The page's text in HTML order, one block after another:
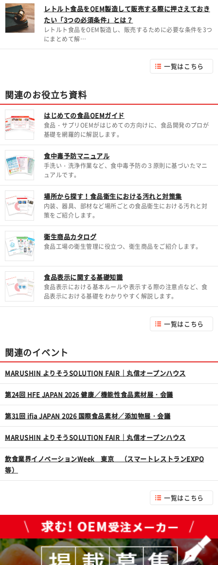
レトルト食品をOEM製造して販売する際に押さえておき
たい「3つの必須条件」とは？
レトルト食品をOEM製造し、販売するために必要な条件を3つ
にまとめて解…
一覧はこちら
関連のお役立ち資料
はじめての食品OEMガイド
食品・サプリOEMがはじめての方向けに、食品開発のプロが
基礎を網羅的に解説します。
食中毒予防マニュアル
手洗い・洗浄作業など、食中毒予防の３原則に基づいたマニ
ュアルです。
場所から探す！食品衛生における汚れと対策集
内装、器具、部材など場所ごとの食品衛生における汚れと対
策をご紹介します。
衛生商品カタログ
食品工場の衛生管理に役立つ、衛生商品をご紹介します。
食品表示に関する基礎知識
食品表示における基本ルールや表示する際の注意点など、食
品表示における基礎をわかりやすく解説します。
一覧はこちら
関連のイベント
MARUSHIN よりそうSOLUTION FAIR｜丸信オープンハウス
第24回 HFE JAPAN 2026 健康／機能性食品素材展・会議
第31回 ifia JAPAN 2026 国際食品素材／添加物展・会議
MARUSHIN よりそうSOLUTION FAIR｜丸信オープンハウス
飲食業界イノベーションWeek 東京 （スマートレストランEXPO
等）
一覧はこちら